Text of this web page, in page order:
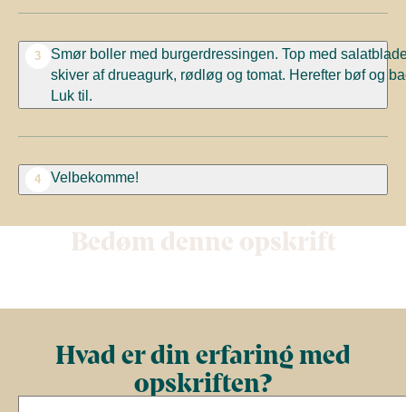
3 Smør bollermed burgerdressingen. Top med
skiver af drueagurk, rødløg og tomat. Herefter bøf og
Luk til.
4 Velbekomme!
Bedøm denne opskrift
Hvad er din erfaring med
opskriften?